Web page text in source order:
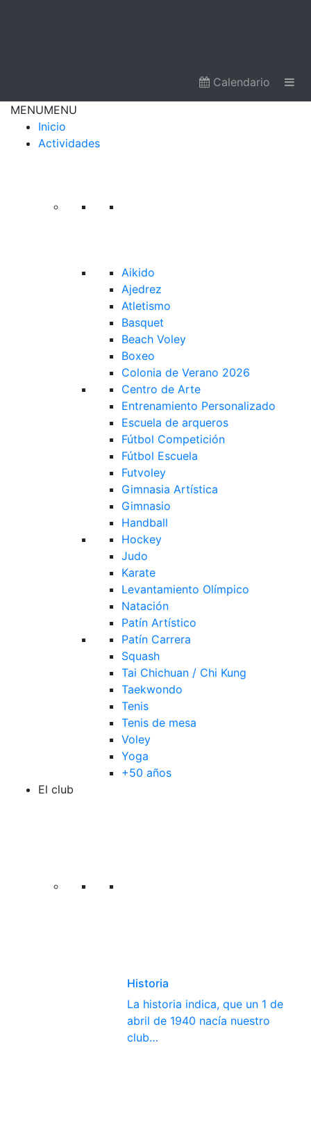
Calendario
MENUMENU
Inicio
Actividades
Aikido
Ajedrez
Atletismo
Basquet
Beach Voley
Boxeo
Colonia de Verano 2026
Centro de Arte
Entrenamiento Personalizado
Escuela de arqueros
Fútbol Competición
Fútbol Escuela
Futvoley
Gimnasia Artística
Gimnasio
Handball
Hockey
Judo
Karate
Levantamiento Olímpico
Natación
Patín Artístico
Patín Carrera
Squash
Tai Chichuan / Chi Kung
Taekwondo
Tenis
Tenis de mesa
Voley
Yoga
+50 años
El club
Historia
La historia indica, que un 1 de
abril de 1940 nacía nuestro
club…